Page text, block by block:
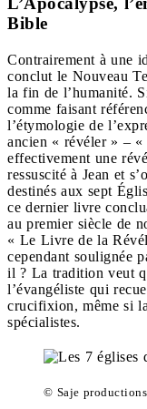
Bible
Contrairement à une
conclut le Nouveau
la fin de l’humanité.
comme faisant
l’étymologie de
ancien « révéler » – «
effectivement une
ressuscité à Jean et
destinés aux sept
ce dernier livre
au premier siècle de
« Le Livre de la
cependant soulignée
il ? La tradition veut
l’évangéliste qui
crucifixion, même si
spécialistes.
© Saje productions